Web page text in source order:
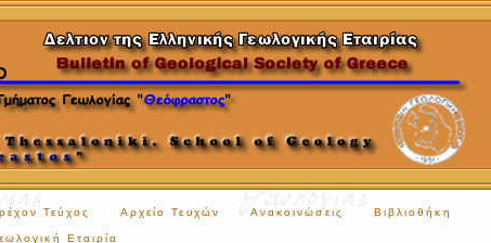
Τεύχος Αρχείο Τευχών Ανακοινώσεις Βιβλιοθήκη
Εταιρία